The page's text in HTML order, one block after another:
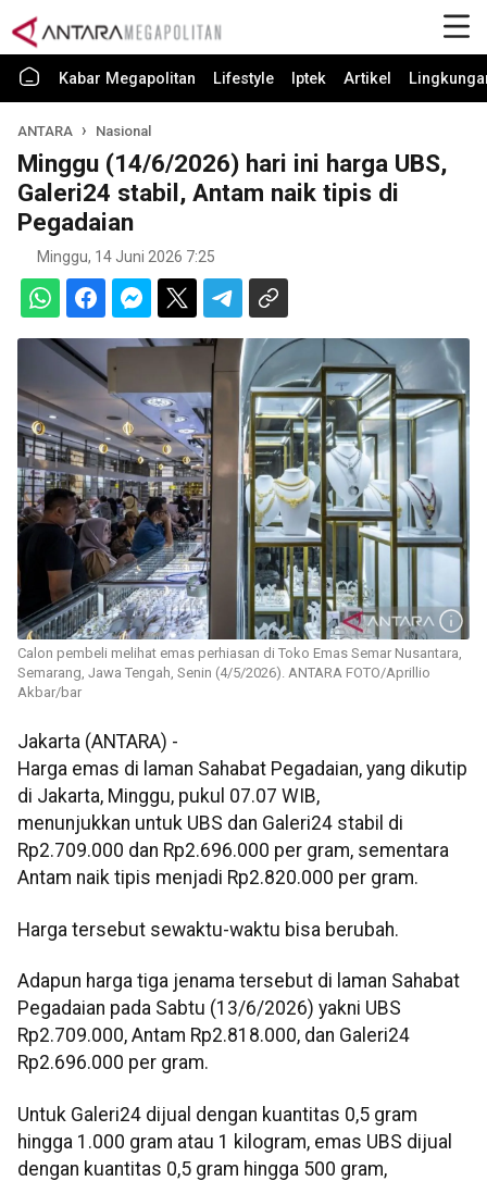
Kabar Megapolitan Lifestyle Iptek Artikel
ANTARA Nasional
Minggu (14/6/2026) hari ini harga UBS,
Galeri24 stabil, Antam naik tipis di
Pegadaian
Minggu, 14 Juni 2026 7:25
Calon pembeli melihat emas perhiasan di Toko Emas Semar Nusantara,
Semarang, Jawa Tengah, Senin (4/5/2026). ANTARA FOTO/Aprillio
Akbar/bar
Jakarta (ANTARA) -
Harga emas di laman Sahabat Pegadaian, yang dikutip
di Jakarta, Minggu, pukul 07.07 WIB,
menunjukkan untuk UBS dan Galeri24 stabil di
Rp2.709.000 dan Rp2.696.000 per gram, sementara
Antam naik tipis menjadi Rp2.820.000 per gram.
Harga tersebut sewaktu-waktu bisa berubah.
Adapun harga tiga jenama tersebut di laman Sahabat
Pegadaian pada Sabtu (13/6/2026) yakni UBS
Rp2.709.000, Antam Rp2.818.000, dan Galeri24
Rp2.696.000 per gram.
Untuk Galeri24 dijual dengan kuantitas 0,5 gram
hingga 1.000 gram atau 1 kilogram, emas UBS dijual
dengan kuantitas 0,5 gram hingga 500 gram,